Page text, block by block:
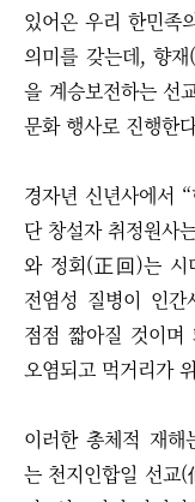
있어온 우리 한민족
의미를 갖는데, 향
을 계승보전하는 선
문화 행사로 진행한
경자년 신년사에서
단 창설자 취정원사
와 정회(正回)는 시
전염성 질병이 인
점점 짧아질 것이며
오염되고 먹거리가
이러한 총체적 재
는 천지인합일 선교